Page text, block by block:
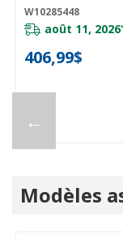
←
Acier
36 Po (91,4 Cm)
W10285448
W10285448
août 11, 2026*
406,99$
Modèles